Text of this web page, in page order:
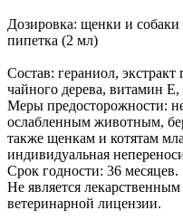
Дозировка: щенки и собаки
пипетка (2 мл)
Состав: гераниол,
чайного дерева, витамин
Меры предосторожности:
ослабленным животным,
также щенкам и котятам
индивидуальная
Срок годности: 36 месяцев.
Не является
ветеринарной лицензии.